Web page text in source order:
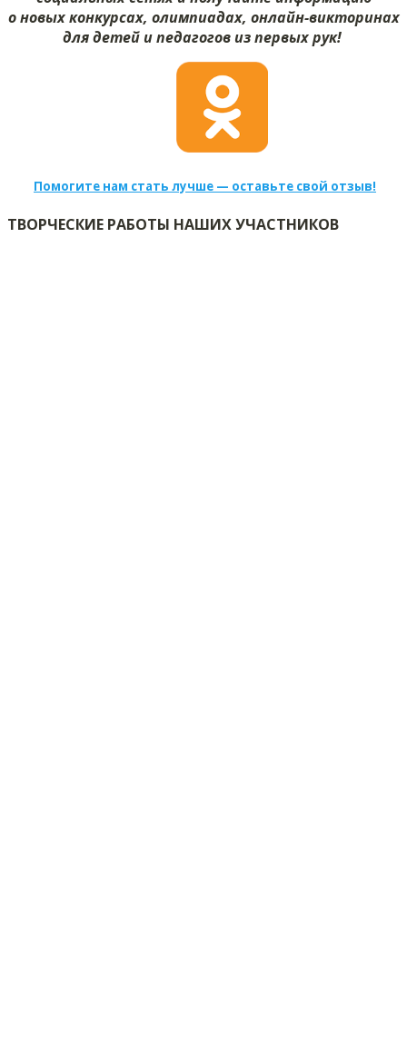
о новых конкурсах, олимпиадах, онлайн-викторинах
для детей и педагогов из первых рук!
Помогите нам стать лучше — оставьте свой отзыв!
ТВОРЧЕСКИЕ РАБОТЫ НАШИХ УЧАСТНИКОВ